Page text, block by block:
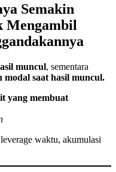
Semakin
muncul, sementara
saat hasil muncul.
yang membuat
waktu, akumulasi